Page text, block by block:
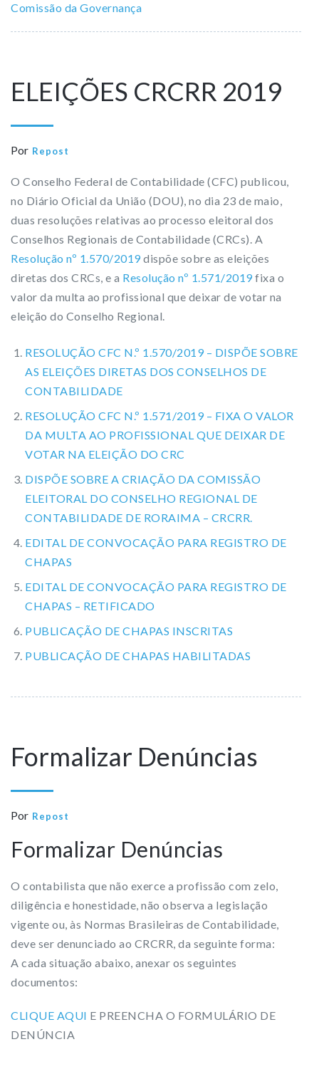
Comissão da Governança
ELEIÇÕES CRCRR 2019
Por Repost
O Conselho Federal de Contabilidade (CFC) publicou,
no Diário Oficial da União (DOU), no dia 23 de maio,
duas resoluções relativas ao processo eleitoral dos
Conselhos Regionais de Contabilidade (CRCs). A
Resolução nº 1.570/2019dispõe sobre as eleições
diretas dos CRCs, e a Resolução nº 1.571/2019fixa o
valor da multa ao profissional que deixar de votar na
eleição do Conselho Regional.
RESOLUÇÃO CFC N.º 1.570/2019 – DISPÕE SOBRE
AS ELEIÇÕES DIRETAS DOS CONSELHOS DE
CONTABILIDADE
RESOLUÇÃO CFC N.º 1.571/2019 – FIXA O VALOR
DA MULTA AO PROFISSIONAL QUE DEIXAR DE
VOTAR NA ELEIÇÃO DO CRC
DISPÕE SOBRE A CRIAÇÃO DA COMISSÃO
ELEITORAL DO CONSELHO REGIONAL DE
CONTABILIDADE DE RORAIMA – CRCRR.
EDITAL DE CONVOCAÇÃO PARA REGISTRO DE
CHAPAS
EDITAL DE CONVOCAÇÃO PARA REGISTRO DE
CHAPAS – RETIFICADO
PUBLICAÇÃO DE CHAPAS INSCRITAS
PUBLICAÇÃO DE CHAPAS HABILITADAS
Formalizar Denúncias
Por Repost
Formalizar Denúncias
O contabilista que não exerce a profissão com zelo,
diligência e honestidade, não observa a legislação
vigente ou, às Normas Brasileiras de Contabilidade,
deve ser denunciado ao CRCRR, da seguinte forma:
A cada situação abaixo, anexar os seguintes
documentos:
CLIQUE AQUI E PREENCHA O FORMULÁRIO DE
DENÚNCIA